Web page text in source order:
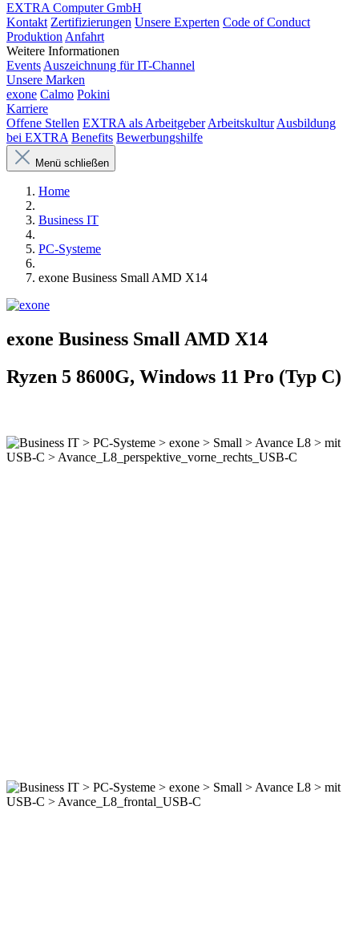
EXTRA Computer GmbH
Kontakt Zertifizierungen Unsere Experten Code of Conduct
Produktion Anfahrt
Weitere Informationen
Events Auszeichnung für IT-Channel
Unsere Marken
exone Calmo Pokini
Karriere
Offene Stellen EXTRA als Arbeitgeber Arbeitskultur Ausbildung
bei EXTRA Benefits Bewerbungshilfe
Menü schließen
Home
Business IT
PC-Systeme
exone Business Small AMD X14
exone Business Small AMD X14
Ryzen 5 8600G, Windows 11 Pro (Typ C)